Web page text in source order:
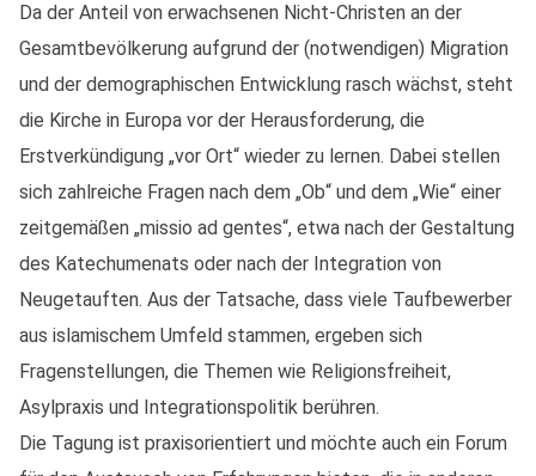
Da der Anteil von erwachsenen Nicht-Christen an der
Gesamtbevölkerung aufgrund der (notwendigen) Migration
und der demographischen Entwicklung rasch wächst, steht
die Kirche in Europa vor der Herausforderung, die
Erstverkündigung „vor Ort“ wieder zu lernen. Dabei stellen
sich zahlreiche Fragen nach dem „Ob“ und dem „Wie“ einer
zeitgemäßen „missio ad gentes“, etwa nach der Gestaltung
des Katechumenats oder nach der Integration von
Neugetauften. Aus der Tatsache, dass viele Taufbewerber
aus islamischem Umfeld stammen, ergeben sich
Fragenstellungen, die Themen wie Religionsfreiheit,
Asylpraxis und Integrationspolitik berühren.
Die Tagung ist praxisorientiert und möchte auch ein Forum